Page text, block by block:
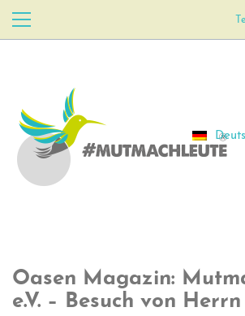
Oasen Magazin:
e.V. – Besuch von